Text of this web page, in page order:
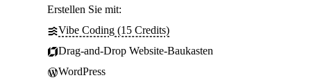
Erstellen Sie mit:
Vibe Coding (15 Credits)
Drag-and-Drop Website-Baukasten
WordPress